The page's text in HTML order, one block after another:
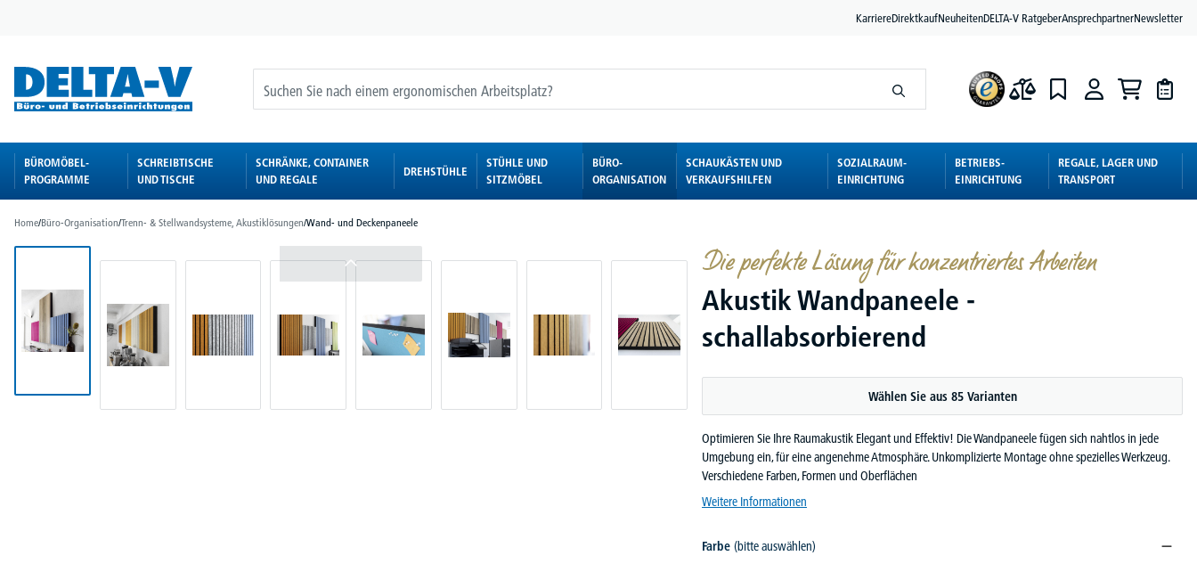
KarriereDirektkaufNeuheitenDELTA-V RatgeberAnsprechpartnerNewsletter
BÜROMÖBEL-
PROGRAMME
SCHREIBTISCHE
UND TISCHE
SCHRÄNKE, CONTAINER
UND REGALE
DREHSTÜHLE
STÜHLE UND
SITZMÖBEL
BÜRO-
ORGANISATION
SCHAUKÄSTEN UND
VERKAUFSHILFEN
SOZIALRAUM-
EINRICHTUNG
BETRIEBS-
EINRICHTUNG
REGALE, LAGER UND
TRANSPORT
Home/Büro-Organisation/Trenn- & Stellwandsysteme, Akustiklösungen/Wand- und Deckenpaneele
Die perfekte Lösung für konzentriertes Arbeiten
Akustik Wandpaneele -
schallabsorbierend
Wählen Sie aus 85 Varianten
Optimieren Sie Ihre Raumakustik Elegant und Effektiv! Die Wandpaneele fügen sich nahtlos in jede
Umgebung ein, für eine angenehme Atmosphäre. Unkomplizierte Montage ohne spezielles Werkzeug.
Verschiedene Farben, Formen und Oberflächen
Weitere Informationen
Farbe (bitte auswählen)